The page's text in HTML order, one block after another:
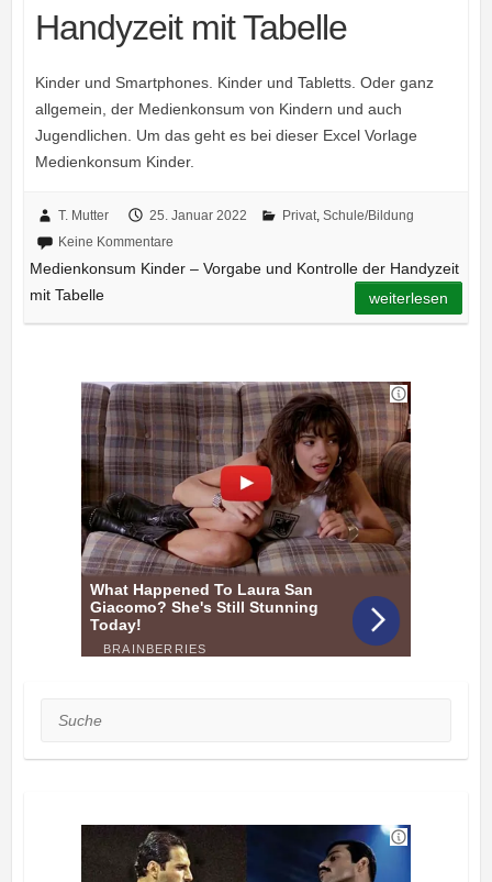
Handyzeit mit Tabelle
Kinder und Smartphones. Kinder und Tabletts. Oder ganz
allgemein, der Medienkonsum von Kindern und auch
Jugendlichen. Um das geht es bei dieser Excel Vorlage
Medienkonsum Kinder.
T. Mutter 25. Januar 2022 Privat, Schule/Bildung
Keine Kommentare
Medienkonsum Kinder – Vorgabe und Kontrolle der Handyzeit
mit Tabelle
weiterlesen
Suche